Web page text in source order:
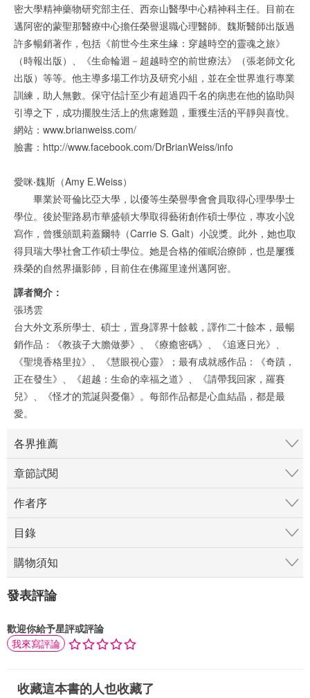
密大學精神藥物研究部主任、西奈山醫學中心精神科主任。目前在
邁阿密的蒙聖那醫療中心擔任榮譽退職心理醫師。魏斯醫師出版過
許多暢銷著作，包括《前世今生來生緣：穿越時空的靈魂之旅》
（時報出版）、《生命輪迴－超越時空的前世療法》（張老師文化
出版）等等。他主導多場工作坊及研究小組，並在全世界進行專業
訓練，助人無數。保守估計至少有超過四千名的病患在他的協助與
引導之下，成功擺脫生活上的焦慮難題，重獲生活的平靜與喜悅。
網站：www.brianweiss.com/
臉書：http://www.facebook.com/DrBrianWeiss/info
愛咪‧魏斯（Amy E.Weiss）
畢業於哥倫比亞大學，以優等生榮譽學會會員取得心理學學士
學位。後於聖路易市華盛頓大學取得藝術創作碩士學位，專攻小說
寫作，曾獲頒凱莉蓋爾特（Carrie S. Galt）小說獎。此外，她也取
得貝瑞大學社會工作碩士學位。她是合格的催眠治療師，也是屢獲
殊榮的自然界攝影師，目前住在佛羅里達州邁阿密。
譯者簡介：
張琇雲
台大外文系所學士、碩士，置身譯界十餘載，譯作二十餘本，最暢
銷作品：《教孩子大膽做夢》、《療癒密碼》、《追逐日光》、
《聖境香格里拉》、《慧眼視心靈》；最有成就感作品：《奇蹟，
正在發生》、《超越：生命的幸福之道》、《請帶我回家，羅賽
兒》、《怪才的荒誕與憂傷》。每部作品都是心血結晶，都是最
愛。
各界推薦
章節試閱
作者序
目錄
購物須知
發表評論
歡迎你給予星評或評論
我來寫評論
收藏這本書的人也收藏了